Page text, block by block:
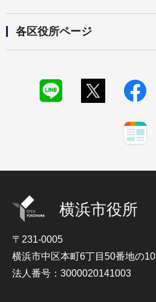
各区役所ページ
横浜市役所
〒231-0005
横浜市中区本町6丁目50番地の10
法人番号：3000020141003